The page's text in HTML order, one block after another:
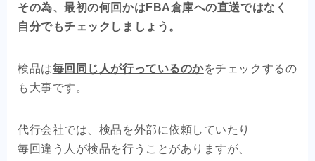
その為、最初の何回かはFBA倉庫への直送ではなく
自分でもチェックしましょう。
検品は毎回同じ人が行っているのかをチェックするの
も大事です。
代行会社では、検品を外部に依頼していたり
毎回違う人が検品を行うことがありますが、